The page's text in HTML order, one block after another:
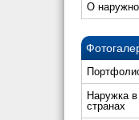
О
Наружка
странах